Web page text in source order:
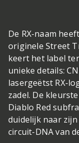
De RX-naam
originele Street
keert het label
unieke details:
lasergeëtst RX-
zadel. De
Diablo Red
duidelijk naar
circuit-DNA van